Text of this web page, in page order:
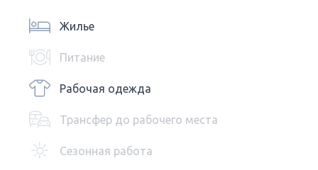
Жилье
Питание
Рабочая одежда
Трансфер до рабочего места
Сезонная работа